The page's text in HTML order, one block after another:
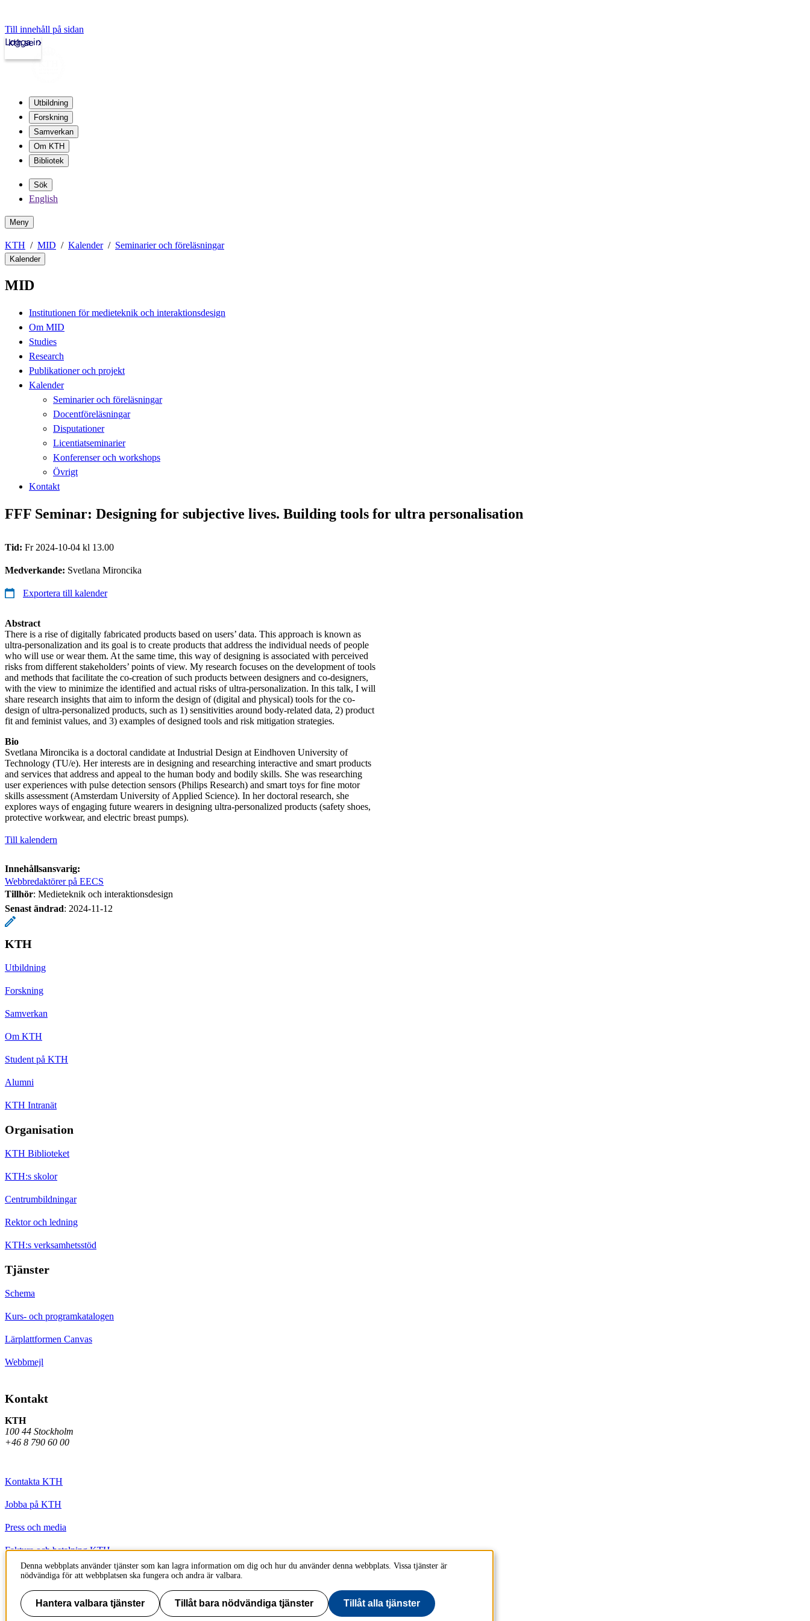
Till innehåll på sidan
kth.se
Logga in
Utbildning
Forskning
Samverkan
Om KTH
Bibliotek
Sök
English
Meny
KTH MID Kalender Seminarier och föreläsningar
Kalender
MID
Institutionen för medieteknik och interaktionsdesign
Om MID
Studies
Research
Publikationer och projekt
Kalender
Seminarier och föreläsningar
Docentföreläsningar
Disputationer
Licentiatseminarier
Konferenser och workshops
Övrigt
Kontakt
FFF Seminar: Designing for subjective lives. Building tools for ultra personalisation
Tid: Fr 2024-10-04 kl 13.00
Medverkande: Svetlana Mironcika
Exportera till kalender
Abstract
There is a rise of digitally fabricated products based on users’ data. This approach is known as
ultra-personalization and its goal is to create products that address the individual needs of people
who will use or wear them. At the same time, this way of designing is associated with perceived
risks from different stakeholders’ points of view. My research focuses on the development of tools
and methods that facilitate the co-creation of such products between designers and co-designers,
with the view to minimize the identified and actual risks of ultra-personalization. In this talk, I will
share research insights that aim to inform the design of (digital and physical) tools for the co-
design of ultra-personalized products, such as 1) sensitivities around body-related data, 2) product
fit and feminist values, and 3) examples of designed tools and risk mitigation strategies.
Bio
Svetlana Mironcika is a doctoral candidate at Industrial Design at Eindhoven University of
Technology (TU/e). Her interests are in designing and researching interactive and smart products
and services that address and appeal to the human body and bodily skills. She was researching
user experiences with pulse detection sensors (Philips Research) and smart toys for fine motor
skills assessment (Amsterdam University of Applied Science). In her doctoral research, she
explores ways of engaging future wearers in designing ultra-personalized products (safety shoes,
protective workwear, and electric breast pumps).
Till kalendern
Innehållsansvarig:
Webbredaktörer på EECS
Tillhör: Medieteknik och interaktionsdesign
Senast ändrad: 2024-11-12
KTH
Utbildning
Forskning
Samverkan
Om KTH
Student på KTH
Alumni
KTH Intranät
Organisation
KTH Biblioteket
KTH:s skolor
Centrumbildningar
Rektor och ledning
KTH:s verksamhetsstöd
Tjänster
Schema
Kurs- och programkatalogen
Lärplattformen Canvas
Webbmejl
Kontakt
KTH
100 44 Stockholm
+46 8 790 60 00
Kontakta KTH
Jobba på KTH
Press och media
Faktura och betalning KTH
Om KTH:s webbplatser
Tillgänglighetsredogörelse
Denna webbplats använder tjänster som kan lagra information om dig och hur du använder denna webbplats. Vissa tjänster är
nödvändiga för att webbplatsen ska fungera och andra är valbara.
Hantera valbara tjänster Tillåt bara nödvändiga tjänster Tillåt alla tjänster